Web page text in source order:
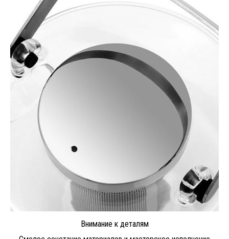
Внимание к деталям